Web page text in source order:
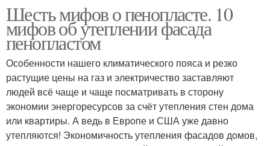
Шесть мифов о пенопласте. 10
мифов об утеплении фасада
пенопластом
Особенности нашего климатического пояса и резко
растущие цены на газ и электричество заставляют
людей всё чаще и чаще посматривать в сторону
экономии энергоресурсов за счёт утепления стен дома
или квартиры. А ведь в Европе и США уже давно
утепляются! Экономичность утепления фасадов домов,